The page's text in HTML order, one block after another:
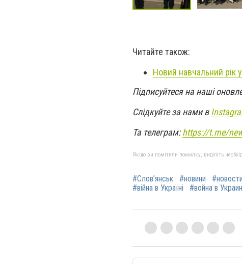
Читайте також:
Новий навчальний рік
Підписуйтеся на наші
Слідкуйте за нами в
Та телеграм:https://t.me/
Якщо ви помітили помилку, виділіть
#Слов’янськ #новини
#війна в Україні
#война в